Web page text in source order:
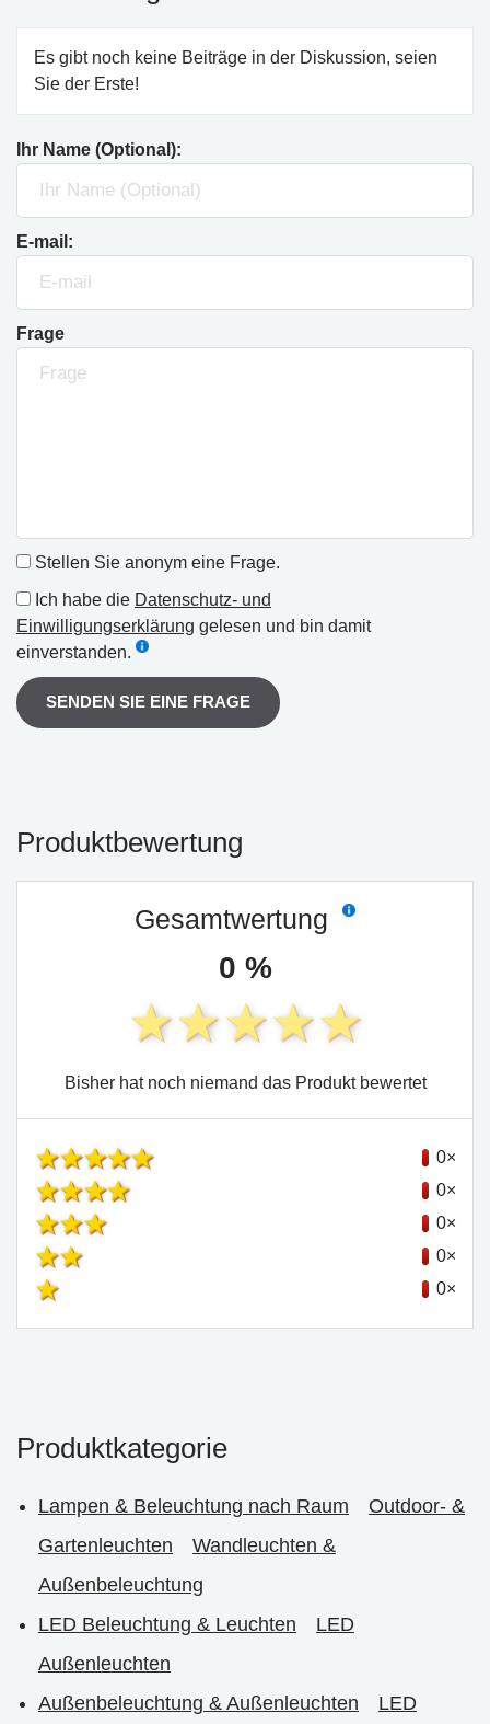
Es gibt noch keine Beiträge in der Diskussion, seien
Sie der Erste!
Ihr Name (Optional):
E-mail:
Frage
Stellen Sie anonym eine Frage.
Ich habe die Datenschutz- und
Einwilligungserklärung gelesen und bin damit
einverstanden.
SENDEN SIE EINE FRAGE
Produktbewertung
Gesamtwertung
0 %
Bisher hat noch niemand das Produkt bewertet
0×
0×
0×
0×
0×
Produktkategorie
Lampen & Beleuchtung nach Raum
Outdoor- &
Gartenleuchten
Wandleuchten &
Außenbeleuchtung
LED Beleuchtung & Leuchten
LED
Außenleuchten
Außenbeleuchtung & Außenleuchten
LED